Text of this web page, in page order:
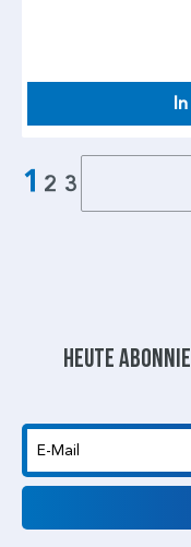
1 2 3
Heute
E-Mail